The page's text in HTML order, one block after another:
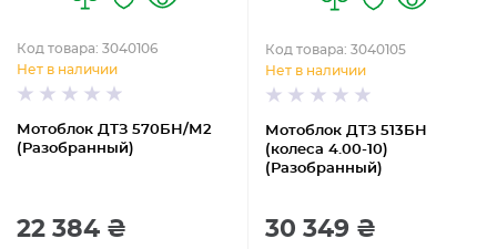
Мотоблок ДТЗ 570БН/М2
(Разобранный)
Код товара: 3040106
Нет в наличии
22 384 ₴
Мотоблок ДТЗ 513БН
(колеса 4.00-10)
(Разобранный)
Код товара: 3040105
Нет в наличии
30 349 ₴